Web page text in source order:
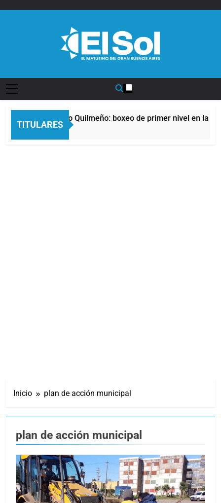
TITULARES
del Afro Quilmeño: boxeo de primer nivel en la sede de
Atrás
Inicio plan de acción municipal
plan de acción municipal